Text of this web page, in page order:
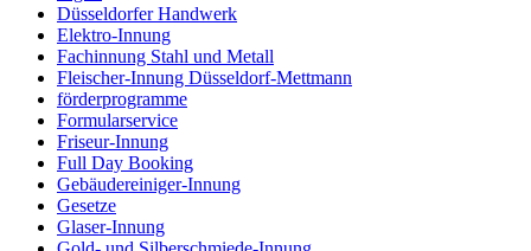
Düsseldorfer Handwerk
Elektro-Innung
Fachinnung Stahl und Metall
Fleischer-Innung Düsseldorf-Mettmann
förderprogramme
Formularservice
Friseur-Innung
Full Day Booking
Gebäudereiniger-Innung
Gesetze
Glaser-Innung